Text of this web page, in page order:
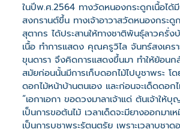
ในปีพ.ศ.2564 ทางวัดหนองกระดูกเนื้อได้
สงกรานต์ขึ้น ทางเจ้าอาวาสวัดหนองกระ
สุตากร ได้ประสานให้ทางชาติพันธุ์ลาวครั่ง
เนื้อ ทำการแสดง คุณครูวิไล จันทร์สงเคร
ขุนดารา จึงคิดการแสดงขึ้นมา ทำให้ย้อนก
สมัยก่อนนั้นมีการเก็บดอกไม้ไปบูชาพระ โด
ดอกไม้หน้าบ้านตนเอง และก่อนจะเด็ดดอก
“เอกาเอกา ขอดวงมาลาเจ้าแด่ ต้นเจ้าให้
เป็นการขอต้นไม้ เวลาเด็ดจะมียางออกมาเ
เป็นการบูชาพระรัตนตรัย เพราะเวลาบูชาด